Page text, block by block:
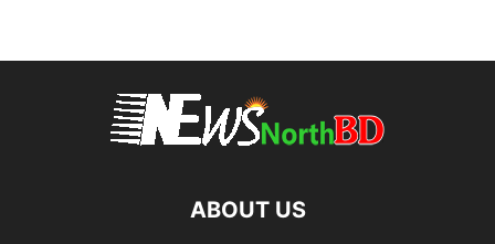
ABOUT US